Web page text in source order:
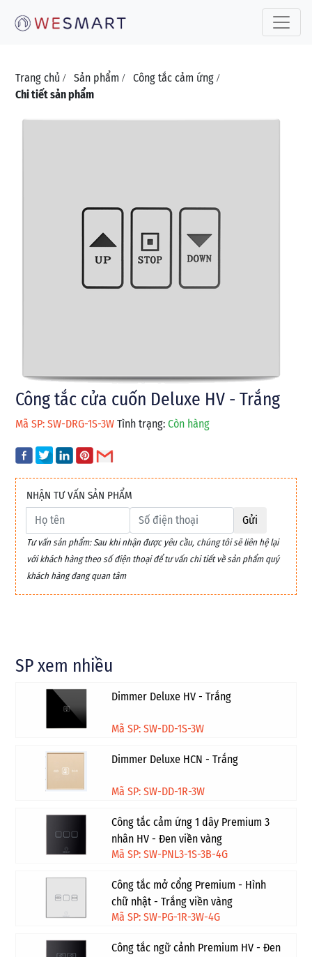
Trang chủ / Sản phẩm / Công tắc cảm ứng /
Chi tiết sản phẩm
Công tắc cửa cuốn Deluxe HV - Trắng
Mã SP: SW-DRG-1S-3W Tình trạng: Còn hàng
NHẬN TƯ VẤN SẢN PHẨM
Gửi
Tư vấn sản phẩm: Sau khi nhận được yêu cầu, chúng tôi sẽ liên hệ lại
với khách hàng theo số điện thoại để tư vấn chi tiết về sản phẩm quý
khách hàng đang quan tâm
SP xem nhiều
Dimmer Deluxe HV - Trắng
Mã SP: SW-DD-1S-3W
Dimmer Deluxe HCN - Trắng
Mã SP: SW-DD-1R-3W
Công tắc cảm ứng 1 dây Premium 3
nhân HV - Đen viền vàng
Mã SP: SW-PNL3-1S-3B-4G
Công tắc mở cổng Premium - Hình
chữ nhật - Trắng viền vàng
Mã SP: SW-PG-1R-3W-4G
Công tắc ngữ cảnh Premium HV - Đen